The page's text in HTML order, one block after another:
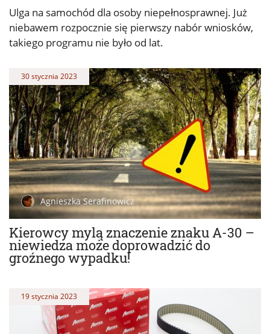
Ulga na samochód dla osoby niepełnosprawnej. Już
niebawem rozpocznie się pierwszy nabór wniosków,
takiego programu nie było od lat.
Kierowcy mylą znaczenie znaku A-30 –
niewiedza może doprowadzić do
groźnego wypadku!
30 stycznia 2023
Agnieszka Serafinowicz
19 stycznia 2023